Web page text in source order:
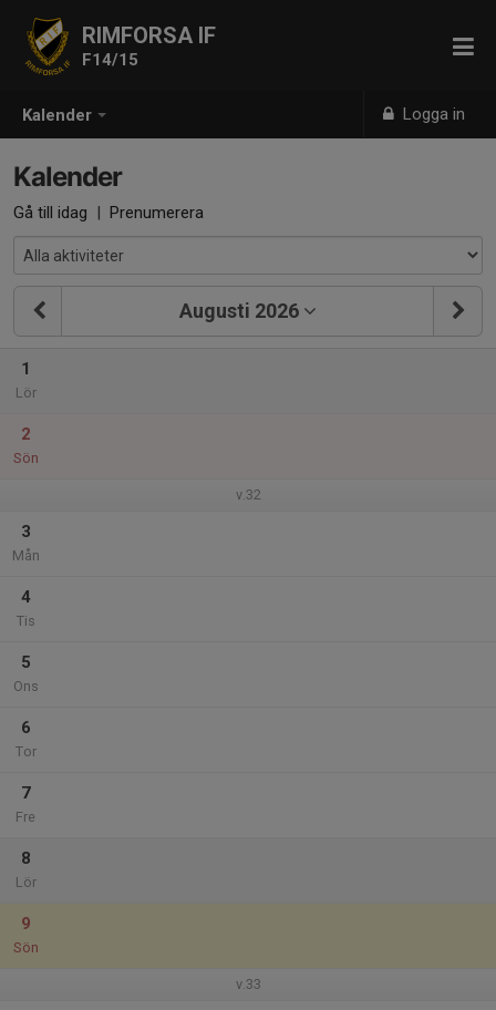
Kalender Logga in
RIMFORSA IF
F14/15
Kalender
Gå till idag | Prenumerera
Augusti 2026
1
Lör
2
Sön
v.32
3
Mån
4
Tis
5
Ons
6
Tor
7
Fre
8
Lör
9
Sön
v.33